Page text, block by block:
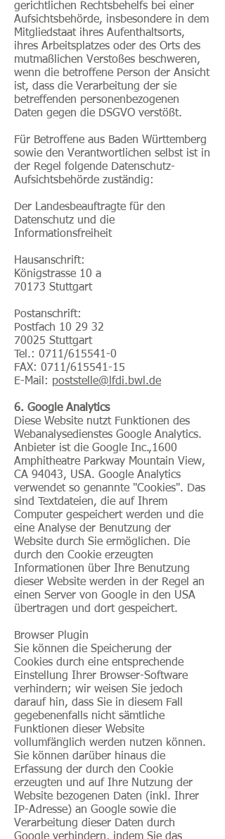
gerichtlichen Rechtsbehelfs bei einer
Aufsichtsbehörde, insbesondere in dem
Mitgliedstaat ihres Aufenthaltsorts,
ihres Arbeitsplatzes oder des Orts des
mutmaßlichen Verstoßes beschweren,
wenn die betroffene Person der Ansicht
ist, dass die Verarbeitung der sie
betreffenden personenbezogenen
Daten gegen die DSGVO verstößt.
Für Betroffene aus Baden Württemberg
sowie den Verantwortlichen selbst ist in
der Regel folgende Datenschutz-
Aufsichtsbehörde zuständig:
Der Landesbeauftragte für den
Datenschutz und die
Informationsfreiheit
Hausanschrift:
Königstrasse 10 a
70173 Stuttgart
Postanschrift:
Postfach 10 29 32
70025 Stuttgart
Tel.: 0711/615541-0
FAX: 0711/615541-15
E-Mail: poststelle@lfdi.bwl.de
6. Google Analytics
Diese Website nutzt Funktionen des
Webanalysedienstes Google Analytics.
Anbieter ist die Google Inc.,1600
Amphitheatre Parkway Mountain View,
CA 94043, USA. Google Analytics
verwendet so genannte "Cookies". Das
sind Textdateien, die auf Ihrem
Computer gespeichert werden und die
eine Analyse der Benutzung der
Website durch Sie ermöglichen. Die
durch den Cookie erzeugten
Informationen über Ihre Benutzung
dieser Website werden in der Regel an
einen Server von Google in den USA
übertragen und dort gespeichert.
Browser Plugin
Sie können die Speicherung der
Cookies durch eine entsprechende
Einstellung Ihrer Browser-Software
verhindern; wir weisen Sie jedoch
darauf hin, dass Sie in diesem Fall
gegebenenfalls nicht sämtliche
Funktionen dieser Website
vollumfänglich werden nutzen können.
Sie können darüber hinaus die
Erfassung der durch den Cookie
erzeugten und auf Ihre Nutzung der
Website bezogenen Daten (inkl. Ihrer
IP-Adresse) an Google sowie die
Verarbeitung dieser Daten durch